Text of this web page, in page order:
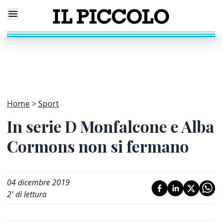
Home Sport
In serie D Monfalcone e Alba
Cormons non si fermano
04 dicembre 2019
2' di lettura